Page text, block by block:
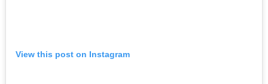
View this post on Instagram